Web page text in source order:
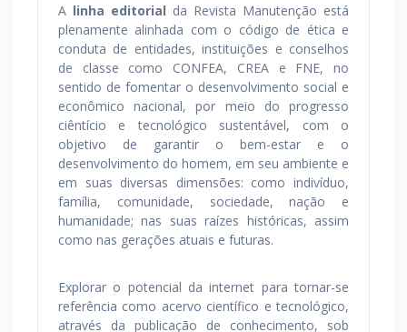
A linha editorial da Revista Manutenção está
plenamente alinhada com o código de ética e
conduta de entidades, instituições e conselhos
de classe como CONFEA, CREA e FNE, no
sentido de fomentar o desenvolvimento social e
econômico nacional, por meio do progresso
ciêntício e tecnológico sustentável, com o
objetivo de garantir o bem-estar e o
desenvolvimento do homem, em seu ambiente e
em suas diversas dimensões: como indivíduo,
família, comunidade, sociedade, nação e
humanidade; nas suas raízes históricas, assim
como nas gerações atuais e futuras.
Explorar o potencial da internet para tornar-se
referência como acervo científico e tecnológico,
através da publicação de conhecimento, sob